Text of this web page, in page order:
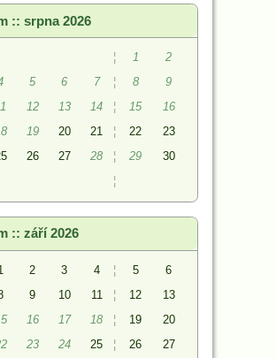
:: srpna 2026
¦ 1
2
5 6 7 ¦ 8
9
12 13 14 ¦ 15
16
19 20 21 ¦ 22
23
26 27 28 ¦ 29
30
¦
:: září 2026
2 3 4 ¦ 5
6
9 10 11 ¦ 12
13
16 17 18 ¦ 19
20
23 24 25 ¦ 26 27